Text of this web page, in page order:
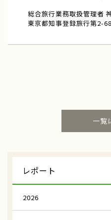
総合旅行業務取扱管理者
東京都知事登録旅行第2-
一覧
レポート
2026